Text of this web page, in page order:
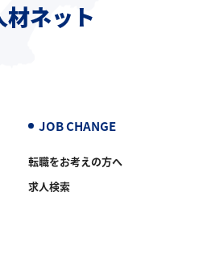
ネット
JOB CHANGE
転職をお考えの方へ
求人検索